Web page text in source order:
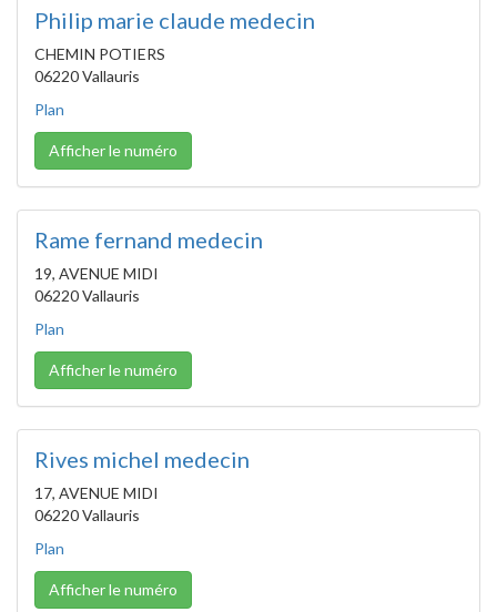
Philip marie claude medecin
CHEMIN POTIERS
06220 Vallauris
Plan
Afficher le numéro
Rame fernand medecin
19, AVENUE MIDI
06220 Vallauris
Plan
Afficher le numéro
Rives michel medecin
17, AVENUE MIDI
06220 Vallauris
Plan
Afficher le numéro